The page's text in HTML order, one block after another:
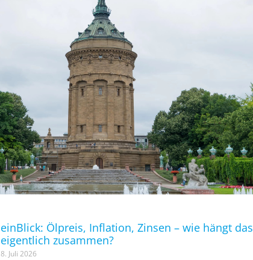
einBlick: Ölpreis, Inflation, Zinsen – wie hängt das
eigentlich zusammen?
8. Juli 2026